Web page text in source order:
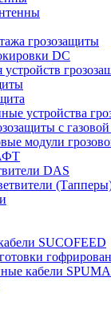
грозозащиты
DC
устройства
с
модули
DAS
SUCOFEED
кабели SPUMA